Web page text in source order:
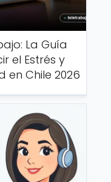
La Guía
el Estrés y
en Chile 2026